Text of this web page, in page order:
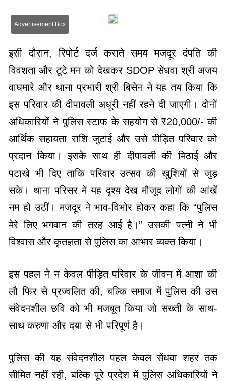
Advertisement Box
इसी दौरान, रिपोर्ट दर्ज कराते समय मजदूर दंपति की
विवशता और टूटे मन को देखकर SDOP सेंधवा श्री अजय
वाघमारे और थाना प्रभारी श्री बिसेन ने यह तय किया कि
इस परिवार की दीपावली अधूरी नहीं रहने दी जाएगी। दोनों
अधिकारियों ने पुलिस स्टाफ के सहयोग से ₹20,000/- की
आर्थिक सहायता राशि जुटाई और उसे पीड़ित परिवार को
प्रदान किया। इसके साथ ही दीपावली की मिठाई और
पटाखे भी दिए ताकि परिवार उत्सव की खुशियों से जुड़
सके। थाना परिसर में यह दृश्य देख मौजूद लोगों की आंखें
नम हो उठीं। मजदूर ने भाव-विभोर होकर कहा कि “पुलिस
मेरे लिए भगवान की तरह आई है।” उसकी पत्नी ने भी
विश्वास और कृतज्ञता से पुलिस का आभार व्यक्त किया।
इस पहल ने न केवल पीड़ित परिवार के जीवन में आशा की
लौ फिर से प्रज्वलित की, बल्कि समाज में पुलिस की उस
संवेदनशील छवि को भी मजबूत किया जो सख्ती के साथ-
साथ करुणा और दया से भी परिपूर्ण है।
पुलिस की यह संवेदनशील पहल केवल सेंधवा शहर तक
सीमित नहीं रही, बल्कि पूरे प्रदेश में पुलिस अधिकारियों ने